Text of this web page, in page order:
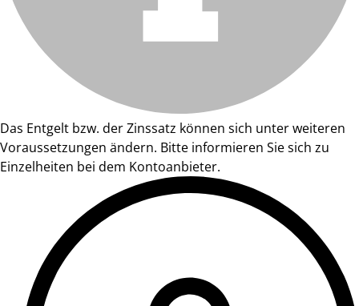
Das Entgelt bzw. der Zinssatz können sich unter weiteren
Voraussetzungen ändern. Bitte informieren Sie sich zu
Einzelheiten bei dem Kontoanbieter.